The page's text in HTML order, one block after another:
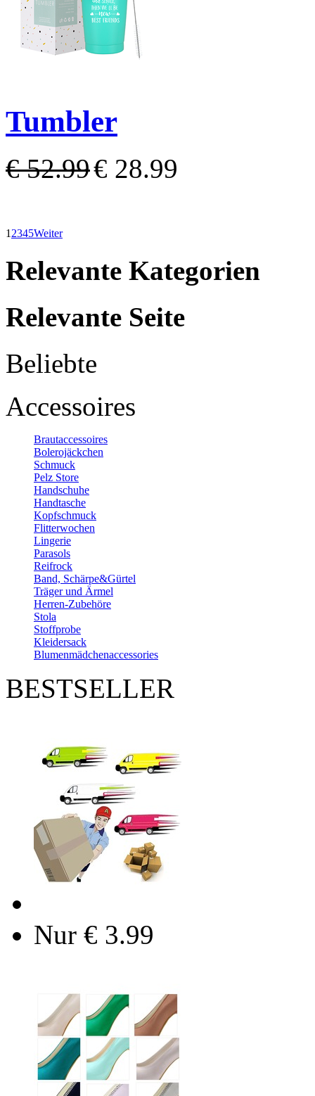
Tumbler
€ 52.99€ 28.99
1 2345Weiter
Relevante Kategorien
Relevante Seite
Beliebte
Accessoires
Brautaccessoires
Bolerojäckchen
Schmuck
Pelz Store
Handschuhe
Handtasche
Kopfschmuck
Flitterwochen
Lingerie
Parasols
Reifrock
Band, Schärpe&Gürtel
Träger und Ärmel
Herren-Zubehöre
Stola
Stoffprobe
Kleidersack
Blumenmädchenaccessories
BESTSELLER
Nur € 3.99